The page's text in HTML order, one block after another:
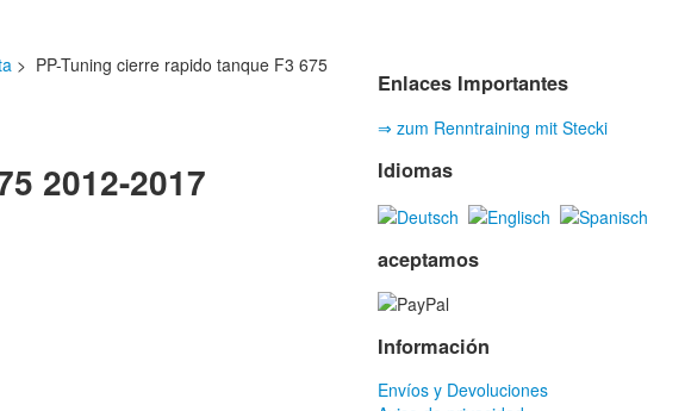
> PP-Tuning cierre rapido tanque F3 675
2012-2017
Enlaces Importantes
⇒ zum Renntraining mit Stecki
Idiomas
aceptamos
Información
Envíos y Devoluciones